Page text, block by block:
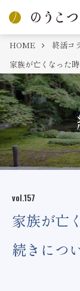
HOME
終活コ
家族が亡くなった
vol.157
家族が亡
続きにつ